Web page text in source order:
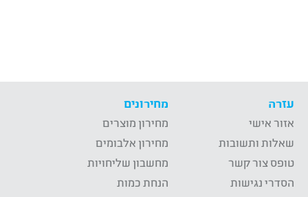
עזרה
אזור אישי
שאלות ותשובות
טופס צור קשר
הסדרי נגישות
מחירונים
מחירון מוצרים
מחירון אלבומים
מחשבון שליחויות
הנחת כמות